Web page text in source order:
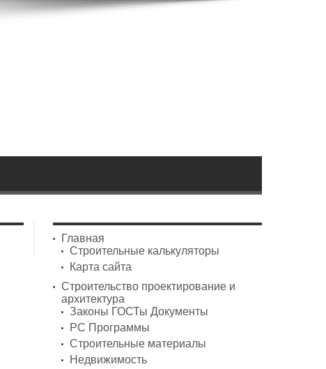
Главная
Строительные калькуляторы
Карта сайта
Строительство проектирование и
архитектура
Законы ГОСТы Документы
PC Программы
Строительные материалы
Недвижимость